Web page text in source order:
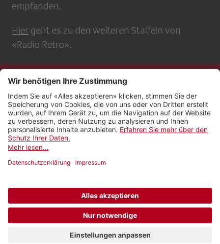
empfanden.
Hier geht es zu den weiteren Staffeln von
«Radio Retro».
Kontakt
Impressum
Rechtliches
Netiquette
Newsletter abonnieren